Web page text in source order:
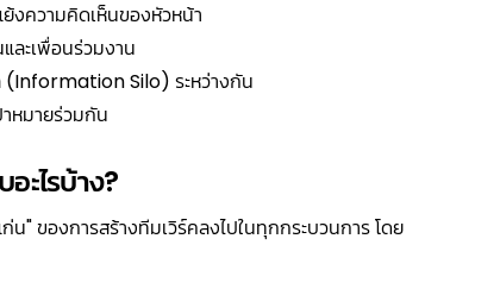
ย้งความคิดเห็นของหัวหน้า
ละเพื่อนร่วมงาน
(Information Silo) ระหว่างกัน
าหมายร่วมกัน
ะไรบ้าง?
ของการสร้างทีมเวิร์คลงไปในทุกกระบวนการ โดย